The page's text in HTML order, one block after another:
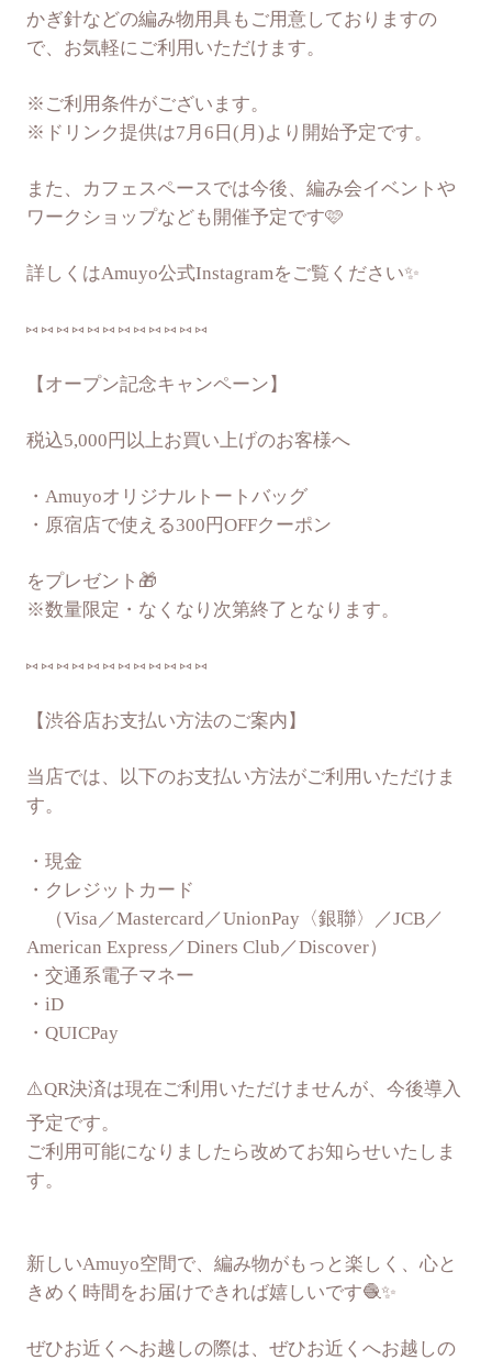
かぎ針などの編み物用具もご用意しておりますの
で、お気軽にご利用いただけます。
※ご利用条件がございます。
※ドリンク提供は7月6日(月)より開始予定です。
また、カフェスペースでは今後、編み会イベントや
ワークショップなども開催予定です🩷
詳しくはAmuyo公式Instagramをご覧ください✨
⑅ ⑅ ⑅ ⑅ ⑅ ⑅ ⑅ ⑅ ⑅ ⑅ ⑅ ⑅
【オープン記念キャンペーン】
税込5,000円以上お買い上げのお客様へ
・Amuyoオリジナルトートバッグ
・原宿店で使える300円OFFクーポン
をプレゼント🎁
※数量限定・なくなり次第終了となります。
⑅ ⑅ ⑅ ⑅ ⑅ ⑅ ⑅ ⑅ ⑅ ⑅ ⑅ ⑅
【渋谷店お支払い方法のご案内】
当店では、以下のお支払い方法がご利用いただけま
す。
・現金
・クレジットカード
（Visa／Mastercard／UnionPay〈銀聯〉／JCB／
American Express／Diners Club／Discover）
・交通系電子マネー
・iD
・QUICPay
⚠️QR決済は現在ご利用いただけませんが、今後導入
予定です。
ご利用可能になりましたら改めてお知らせいたしま
す。
新しいAmuyo空間で、編み物がもっと楽しく、心と
きめく時間をお届けできれば嬉しいです🧶✨
ぜひお近くへお越しの際は、ぜひお近くへお越しの